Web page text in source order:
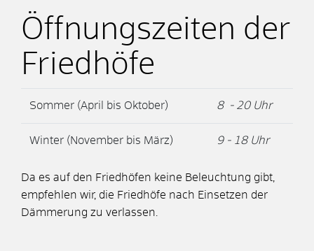
Öffnungszeiten der
Friedhöfe
Sommer (April bis Oktober) 8 - 20 Uhr
Winter (November bis März) 9 - 18 Uhr
Da es auf den Friedhöfen keine Beleuchtung gibt,
empfehlen wir, die Friedhöfe nach Einsetzen der
Dämmerung zu verlassen.